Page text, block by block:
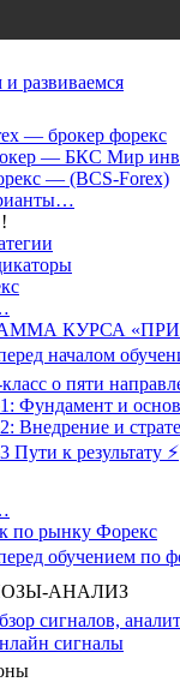
и развиваемся
— брокер форекс
— БКС Мир
— (BCS-Forex)
КУРСА
началом
о пяти
Фундамент и
Внедрение и
к результату ⚡️
по рынку Форекс
обучением по
АНАЛИЗ
сигналов,
сигналы